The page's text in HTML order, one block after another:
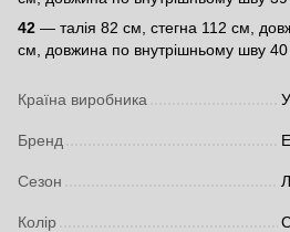
42 — талія 82 см, стегна 112 см,
см, довжина по внутрішньому шву 40
Країна виробника
Бренд
Сезон
Колір